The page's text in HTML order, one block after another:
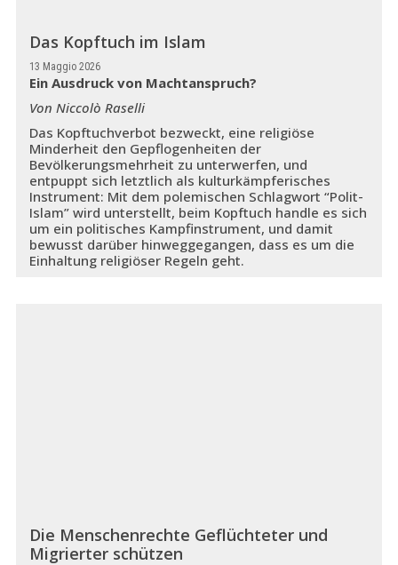
Das Kopftuch im Islam
13 Maggio 2026
Ein Ausdruck von Machtanspruch?
Von Niccolò Raselli
Das Kopftuchverbot bezweckt, eine religiöse
Minderheit den Gepflogenheiten der
Bevölkerungsmehrheit zu unterwerfen, und
entpuppt sich letztlich als kulturkämpferisches
Instrument: Mit dem polemischen Schlagwort “Polit-
Islam” wird unterstellt, beim Kopftuch handle es sich
um ein politisches Kampfinstrument, und damit
bewusst darüber hinweggegangen, dass es um die
Einhaltung religiöser Regeln geht.
Die Menschenrechte Geflüchteter und
Migrierter schützen